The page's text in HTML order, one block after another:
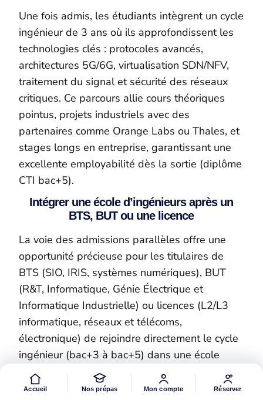
Une fois admis, les étudiants intègrent un cycle
ingénieur de 3 ans où ils approfondissent les
technologies clés : protocoles avancés,
architectures 5G/6G, virtualisation SDN/NFV,
traitement du signal et sécurité des réseaux
critiques. Ce parcours allie cours théoriques
pointus, projets industriels avec des
partenaires comme Orange Labs ou Thales, et
stages longs en entreprise, garantissant une
excellente employabilité dès la sortie (diplôme
CTI bac+5).
Intégrer une école d’ingénieurs après un
BTS, BUT ou une licence
La voie des admissions parallèles offre une
opportunité précieuse pour les titulaires de
BTS (SIO, IRIS, systèmes numériques), BUT
(R&T, Informatique, Génie Électrique et
Informatique Industrielle) ou licences (L2/L3
informatique, réseaux et télécoms,
électronique) de rejoindre directement le cycle
ingénieur (bac+3 à bac+5) dans une école
spécialisée télécommunications et réseaux.
Ces admissions se font via des concours
Accueil Nos prépas Mon compte Réserver